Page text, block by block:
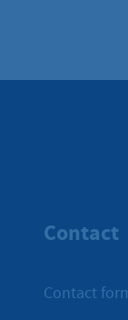
Contact
Contact